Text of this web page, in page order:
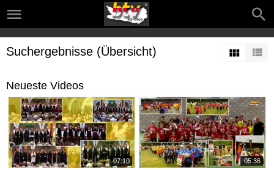
Suchergebnisse (Übersicht)
Neueste Videos
07:10 05:36